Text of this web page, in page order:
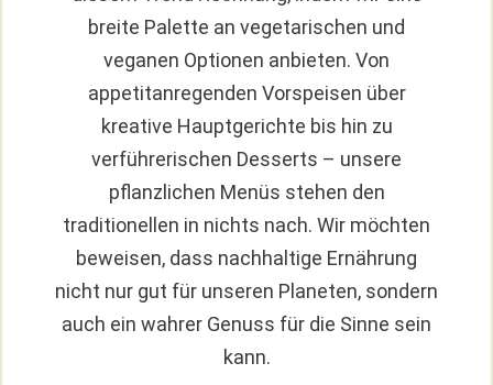
breite Palette an vegetarischen und
veganen Optionen anbieten. Von
appetitanregenden Vorspeisen über
kreative Hauptgerichte bis hin zu
verführerischen Desserts – unsere
pflanzlichen Menüs stehen den
traditionellen in nichts nach. Wir möchten
beweisen, dass nachhaltige Ernährung
nicht nur gut für unseren Planeten, sondern
auch ein wahrer Genuss für die Sinne sein
kann.